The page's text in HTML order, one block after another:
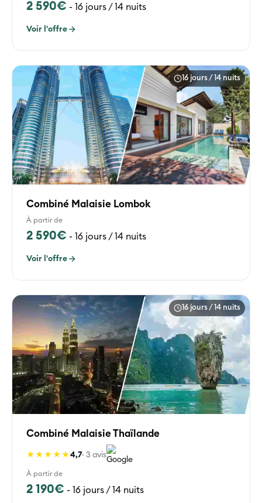
2 590€ - 16 jours / 14 nuits
Voir l'offre
16 jours / 14 nuits
Combiné Malaisie Lombok
À partir de
2 590€ - 16 jours / 14 nuits
Voir l'offre
16 jours / 14 nuits
Combiné Malaisie Thaïlande
★★★★★4,7· 3 avis
À partir de
2 190€ - 16 jours / 14 nuits